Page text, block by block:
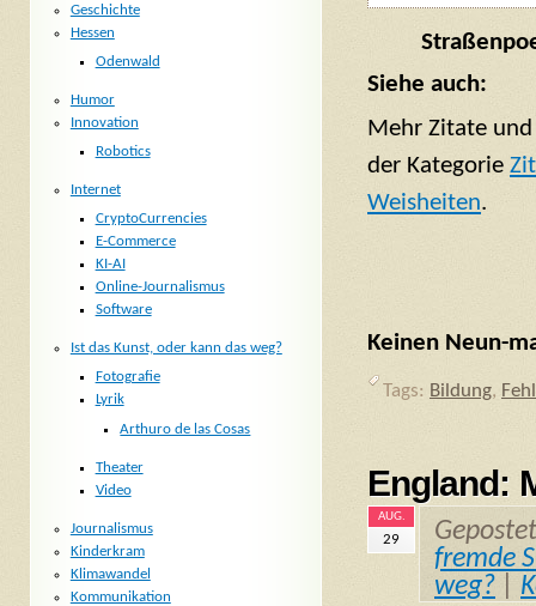
Siehe auch:
Mehr Zitate
der Kategorie
Weisheiten.
Keinen Neun-
Tags: Bildung,
England:
AUG.
29
fremde
weg?
Geschichte
Hessen
Odenwald
Humor
Innovation
Robotics
Internet
CryptoCurrencies
E-Commerce
KI-AI
Online-Journalismus
Software
Ist das Kunst, oder kann das weg?
Fotografie
Lyrik
Arthuro de las Cosas
Theater
Video
Journalismus
Kinderkram
Klimawandel
Kommunikation